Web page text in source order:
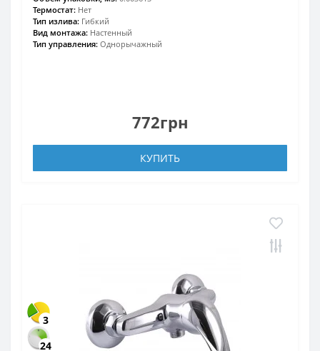
Термостат: Нет
Тип излива: Гибкий
Вид монтажа: Настенный
Тип управления: Однорычажный
772грн
КУПИТЬ
3
24